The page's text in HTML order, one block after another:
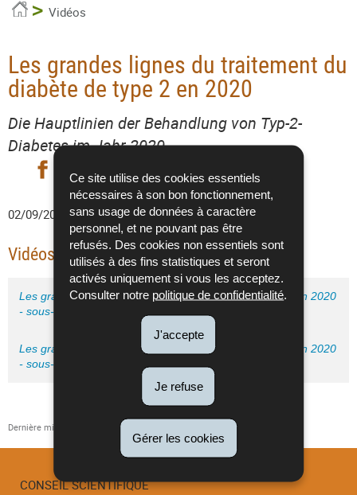
Ce site utilise des cookies essentiels
nécessaires à son bon fonctionnement,
sans usage de données à caractère
personnel, et ne pouvant pas être
refusés. Des cookies non essentiels sont
utilisés à des fins statistiques et seront
activés uniquement si vous les acceptez.
Consulter notre politique de confidentialité
J'accepte
Je refuse
Gérer les cookies
AccueilVidéos
Les grandes lignes du traitement du
diabète de type 2 en 2020
Die Hauptlinien der Behandlung von Typ-2-
Diabetes im Jahr 2020
02/09/2020• Diabète
Vidéos pour les professionnels de santé
Les grandes lignes du traitement du diabète de type 2 en 2020
- sous-titres français
Les grandes lignes du traitement du diabète de type 2 en 2020
- sous-titres allemands
Dernière mise à jour 13/04/2021
CONSEIL SCIENTIFIQUE